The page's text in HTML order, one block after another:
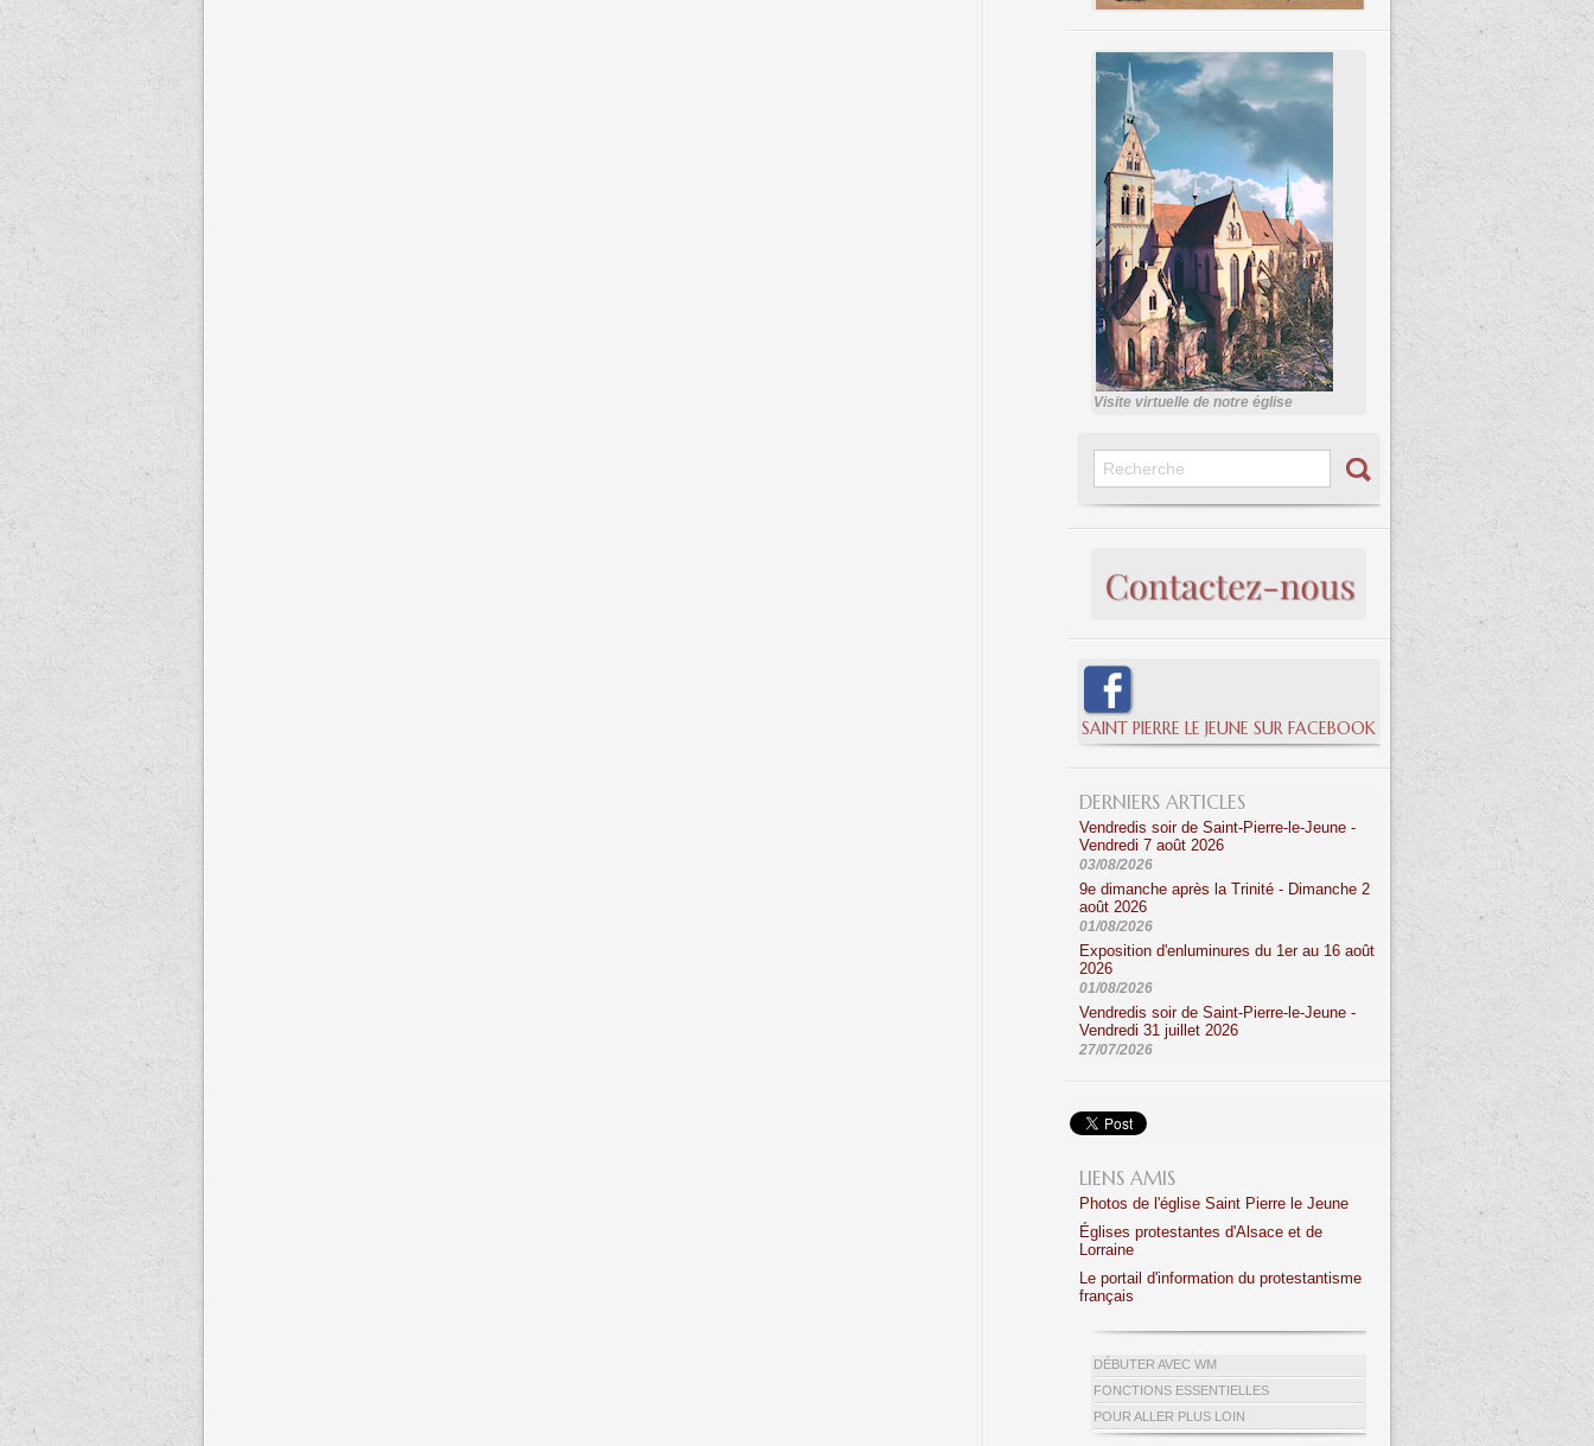
Visite virtuelle de notre église
SAINT PIERRE LE JEUNE SUR FACEBOOK
DERNIERS ARTICLES
Vendredis soir de Saint-Pierre-le-Jeune -
Vendredi 7 août 2026
03/08/2026
9e dimanche après la Trinité - Dimanche 2
août 2026
01/08/2026
Exposition d'enluminures du 1er au 16 août
2026
01/08/2026
Vendredis soir de Saint-Pierre-le-Jeune -
Vendredi 31 juillet 2026
27/07/2026
LIENS AMIS
Photos de l'église Saint Pierre le Jeune
Églises protestantes d'Alsace et de
Lorraine
Le portail d'information du protestantisme
français
DÉBUTER AVEC WM
FONCTIONS ESSENTIELLES
POUR ALLER PLUS LOIN